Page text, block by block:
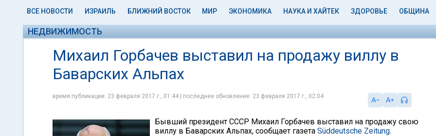
ВСЕ НОВОСТИ ИЗРАИЛЬ БЛИЖНИЙ ВОСТОК МИР ЭКОНОМИКА НАУКА И ХАЙТЕК ЗДОРОВЬЕ ОБЩИНА
НЕДВИЖИМОСТЬ
Михаил Горбачев выставил на продажу виллу в
Баварских Альпах
время публикации: 23 февраля 2017 г., 01:44 | последнее обновление: 23 февраля 2017 г., 02:04
Бывший президент СССР Михаил Горбачев выставил на продажу свою
виллу в Баварских Альпах, сообщает газета Süddeutsche Zeitung.